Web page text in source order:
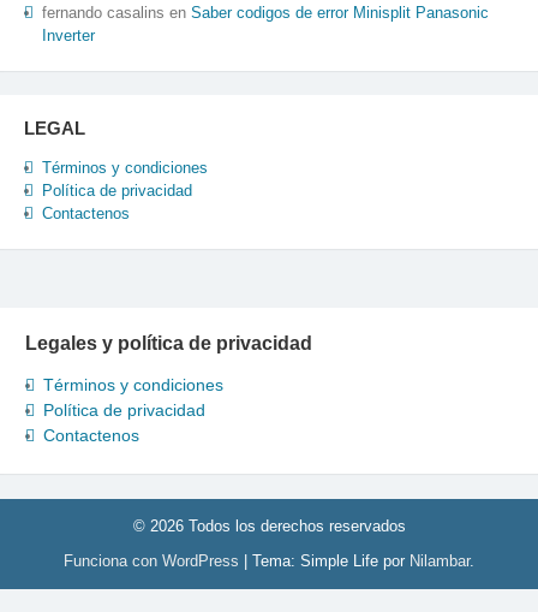
fernando casalins en Saber codigos de error Minisplit Panasonic
Inverter
LEGAL
Términos y condiciones
Política de privacidad
Contactenos
Legales y política de privacidad
Términos y condiciones
Política de privacidad
Contactenos
© 2026 Todos los derechos reservados
Funciona con WordPress
Tema: Simple Life por Nilambar.